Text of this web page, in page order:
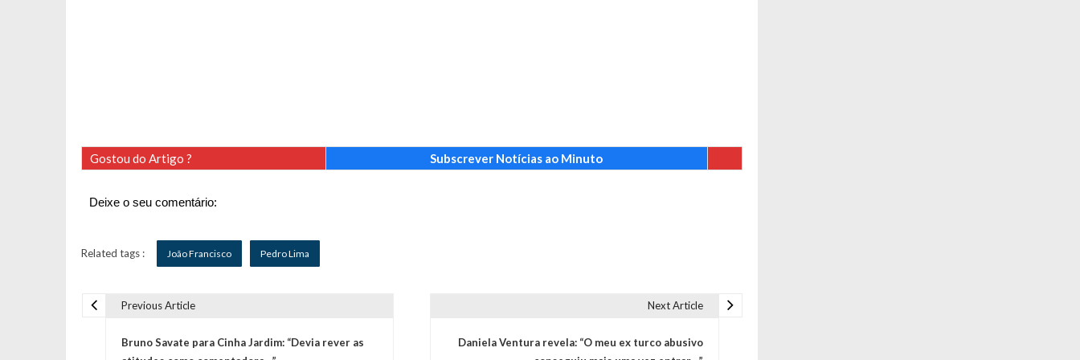
Gostou do Artigo ? Subscrever Notícias ao Minuto
Deixe o seu comentário:
Related tags : João Francisco Pedro Lima
Previous Article
Bruno Savate para Cinha Jardim: “Devia rever as
Next Article
Daniela Ventura revela: “O meu ex turco abusivo